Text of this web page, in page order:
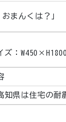
おまんくは？
ズ：
知県は住宅の耐